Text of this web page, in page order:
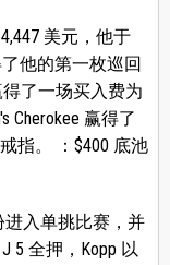
美元，他于
了他的第一枚巡回
了一场买入费为
Cherokee 赢得了
指。 ：$400 底池
进入单挑比赛，并
5 全押，Kopp 以